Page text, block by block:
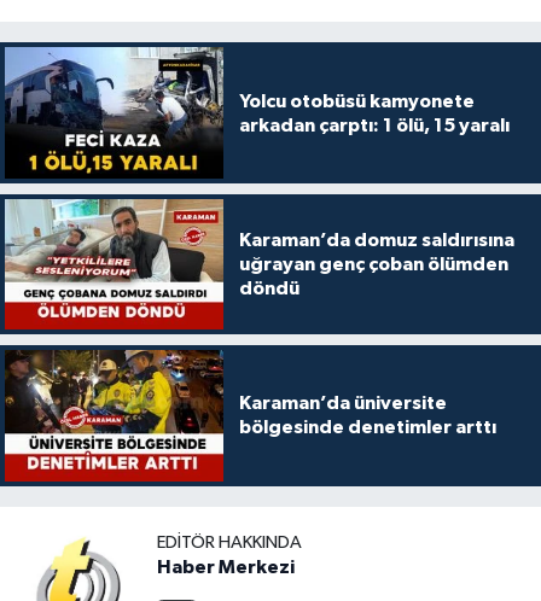
Yolcu otobüsü kamyonete
arkadan çarptı: 1 ölü, 15 yaralı
Karaman’da domuz saldırısına
uğrayan genç çoban ölümden
döndü
Karaman’da üniversite
bölgesinde denetimler arttı
EDITÖR HAKKINDA
Haber Merkezi